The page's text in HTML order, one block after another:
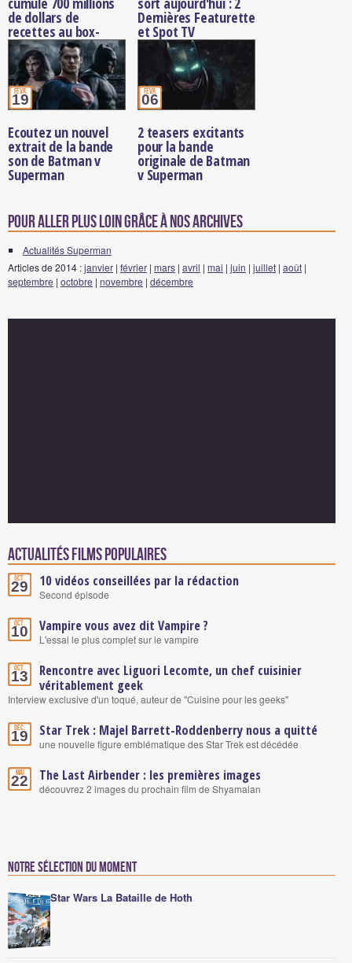
de dollars de
recettes au box-
office
Dernières Featurette
et Spot TV
févr.
19
Ecoutez un nouvel
extrait de la bande
son de Batman v
Superman
févr.
06
2 teasers excitants
pour la bande
originale de Batman
v Superman
Pour aller plus loin grâce à nos archives
Actualités Superman
Articles de 2014 :janvier | février | mars | avril | mai | juin | juillet | août |
septembre | octobre | novembre | décembre
Actualités Films populaires
Oct.
29 10 vidéos conseillées par la rédaction
Second épisode
Oct.
10 Vampire vous avez dit Vampire ?
L'essai le plus complet sur le vampire
Oct.
13
Rencontre avec Liguori Lecomte, un chef cuisinier
véritablement geek
Interview exclusive d'un toqué, auteur de "Cuisine pour les geeks"
Déc.
19 Star Trek : Majel Barrett-Roddenberry nous a quitté
une nouvelle figure emblématique des Star Trek est décédée
Mai
22 The Last Airbender : les premières images
découvrez 2 images du prochain film de Shyamalan
Notre sélection du moment
Star Wars La Bataille de Hoth